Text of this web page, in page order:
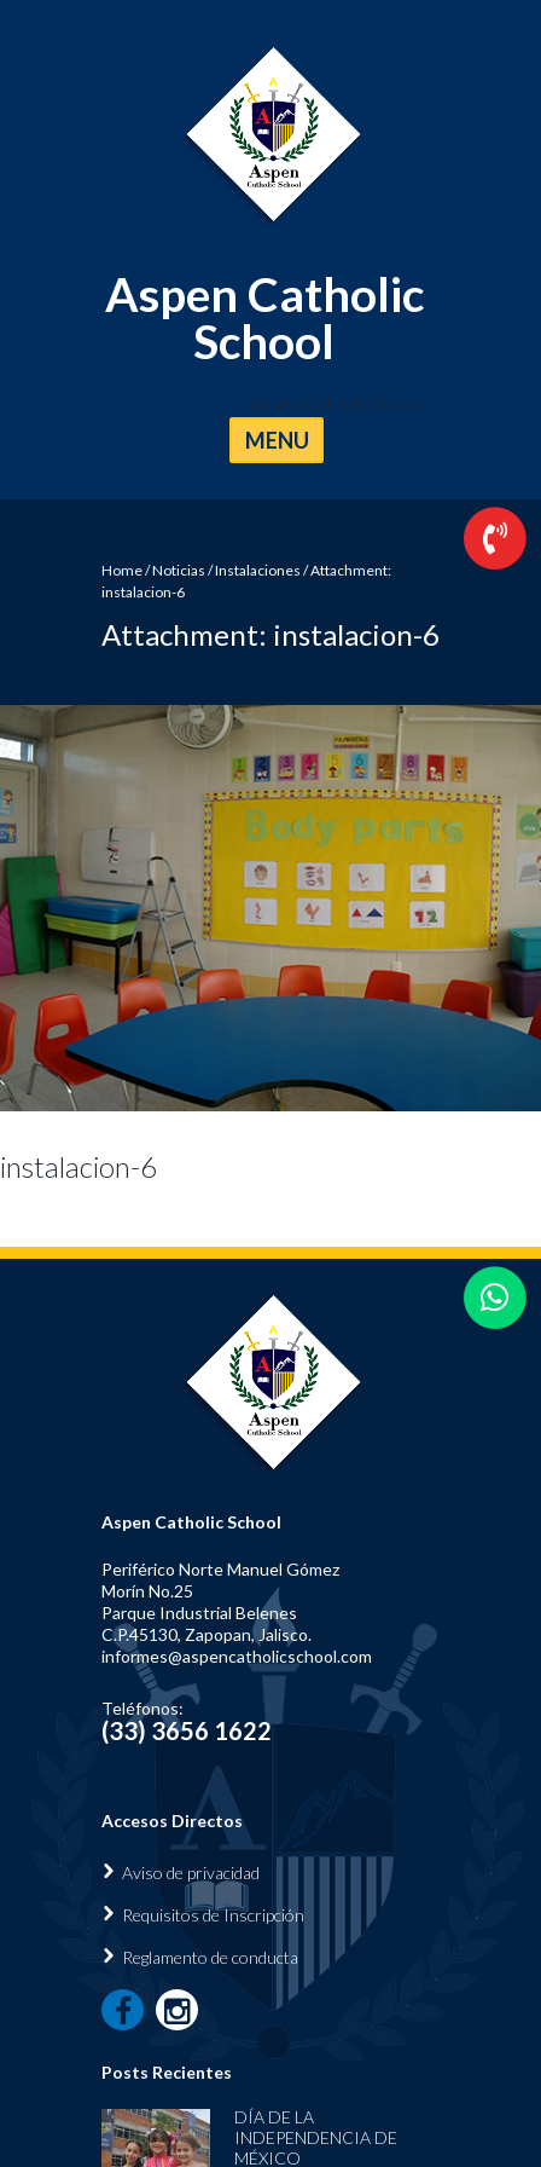
Aspen Catholic
School
Aspen Catholic School
MENU
Home/Noticias /Instalaciones /Attachment:
instalacion-6
Attachment: instalacion-6
instalacion-6
Aspen Catholic School
Periférico Norte Manuel Gómez
Morín No.25
Parque Industrial Belenes
C.P.45130, Zapopan, Jalisco.
informes@aspencatholicschool.com
Teléfonos:
(33) 3656 1622
Accesos Directos
Aviso de privacidad
Requisitos de Inscripción
Reglamento de conducta
Posts Recientes
DÍA DE LA
INDEPENDENCIA DE
MÉXICO